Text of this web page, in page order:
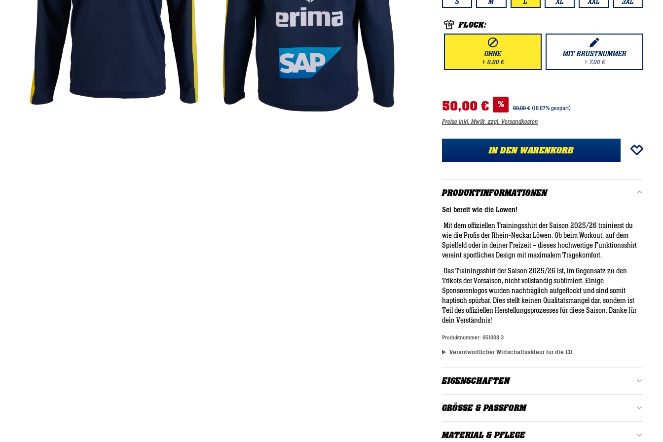
S M L XL XXL 3XL
FLOCK:
OHNE
+ 0,00 €
MIT BRUSTNUMMER
+ 7,00 €
50,00 € % 60,00 € (16.67% gespart)
Preise inkl. MwSt. zzgl. Versandkosten
IN DEN WARENKORB
PRODUKTINFORMATIONEN
Sei bereit wie die Löwen!
Mit dem offiziellen Trainingsshirt der Saison 2025/26 trainierst du
wie die Profis der Rhein-Neckar Löwen. Ob beim Workout, auf dem
Spielfeld oder in deiner Freizeit – dieses hochwertige Funktionsshirt
vereint sportliches Design mit maximalem Tragekomfort.
Das Trainingsshirt der Saison 2025/26 ist, im Gegensatz zu den
Trikots der Vorsaison, nicht vollständig sublimiert. Einige
Sponsorenlogos wurden nachträglich aufgeflockt und sind somit
haptisch spürbar. Dies stellt keinen Qualitätsmangel dar, sondern ist
Teil des offiziellen Herstellungsprozesses für diese Saison. Danke für
dein Verständnis!
Produktnummer: 651008.3
Verantwortlicher Wirtschaftsakteur für die EU
EIGENSCHAFTEN
Alter:
Farbe: Dunkelblau
Geschlecht: Herren, Unisex
GRÖSSE & PASSFORM
eher die größere Größe aus.
MATERIAL & PFLEGE